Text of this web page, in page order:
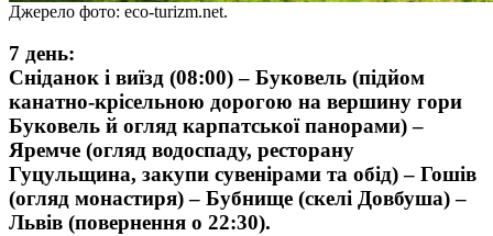
Джерело фото: eco-turizm.net.
7 день:
Сніданок і виїзд (08:00) – Буковель (підйом
канатно-крісельною дорогою на вершину гори
Буковель й огляд карпатської панорами) –
Яремче (огляд водоспаду, ресторану
Гуцульщина, закупи сувенірами та обід) – Гошів
(огляд монастиря) – Бубнище (скелі Довбуша) –
Львів (повернення о 22:30).